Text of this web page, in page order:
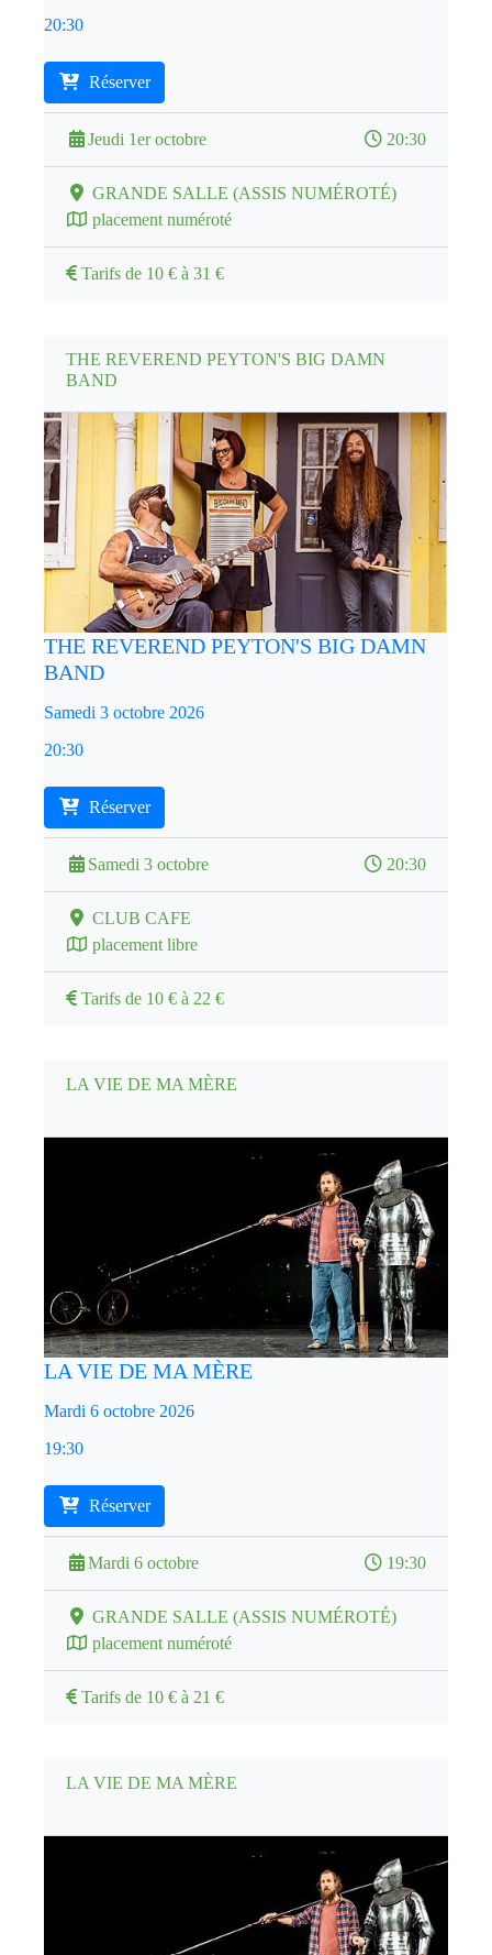
20:30
Réserver
Jeudi 1er octobre 20:30
GRANDE SALLE (ASSIS NUMÉROTÉ)
placement numéroté
Tarifs de 10 € à 31 €
THE REVEREND PEYTON'S BIG DAMN
BAND
THE REVEREND PEYTON'S BIG DAMN
BAND
Samedi 3 octobre 2026
20:30
Réserver
Samedi 3 octobre 20:30
CLUB CAFE
placement libre
Tarifs de 10 € à 22 €
LA VIE DE MA MÈRE
LA VIE DE MA MÈRE
Mardi 6 octobre 2026
19:30
Réserver
Mardi 6 octobre 19:30
GRANDE SALLE (ASSIS NUMÉROTÉ)
placement numéroté
Tarifs de 10 € à 21 €
LA VIE DE MA MÈRE